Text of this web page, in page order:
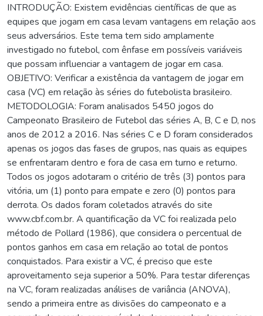
INTRODUÇÃO: Existem evidências científicas de que as
equipes que jogam em casa levam vantagens em relação aos
seus adversários. Este tema tem sido amplamente
investigado no futebol, com ênfase em possíveis variáveis
que possam influenciar a vantagem de jogar em casa.
OBJETIVO: Verificar a existência da vantagem de jogar em
casa (VC) em relação às séries do futebolista brasileiro.
METODOLOGIA: Foram analisados 5450 jogos do
Campeonato Brasileiro de Futebol das séries A, B, C e D, nos
anos de 2012 a 2016. Nas séries C e D foram considerados
apenas os jogos das fases de grupos, nas quais as equipes
se enfrentaram dentro e fora de casa em turno e returno.
Todos os jogos adotaram o critério de três (3) pontos para
vitória, um (1) ponto para empate e zero (0) pontos para
derrota. Os dados foram coletados através do site
www.cbf.com.br. A quantificação da VC foi realizada pelo
método de Pollard (1986), que considera o percentual de
pontos ganhos em casa em relação ao total de pontos
conquistados. Para existir a VC, é preciso que este
aproveitamento seja superior a 50%. Para testar diferenças
na VC, foram realizadas análises de variância (ANOVA),
sendo a primeira entre as divisões do campeonato e a